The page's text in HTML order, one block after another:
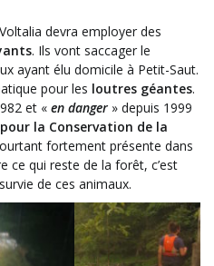
devra employer des
. Ils vont saccager le
ayant élu domicile à Petit-Saut.
pour les loutres géantes.
et « en danger » depuis 1999
la Conservation de la
fortement présente dans
ce qui reste de la forêt, c’est
de ces animaux.